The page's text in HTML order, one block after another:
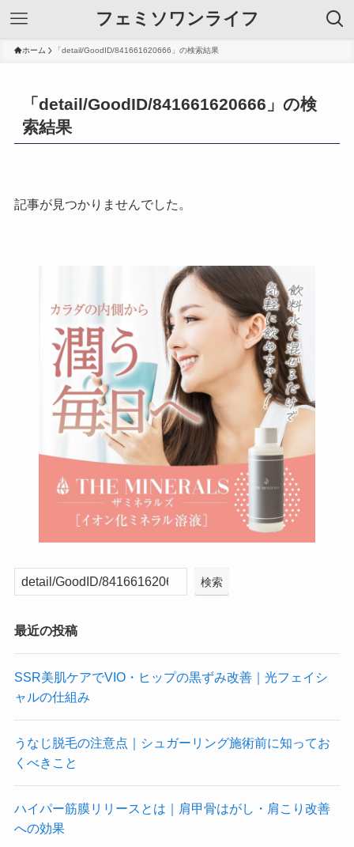
フェミソワンライフ
ホーム 「detail/GoodID/841661620666」の検索結果
「detail/GoodID/841661620666」の検
索結果
記事が見つかりませんでした。
検索
最近の投稿
SSR美肌ケアでVIO・ヒップの黒ずみ改善｜光フェイシ
ャルの仕組み
うなじ脱毛の注意点｜シュガーリング施術前に知ってお
くべきこと
ハイパー筋膜リリースとは｜肩甲骨はがし・肩こり改善
への効果